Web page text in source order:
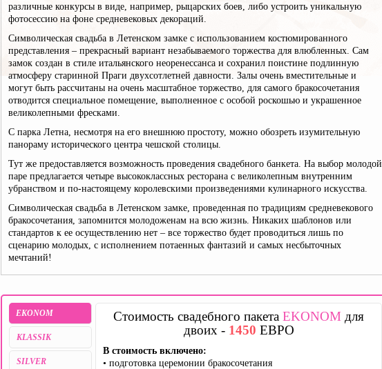
различные конкурсы в виде, например, рыцарских боев, либо устроить уникальную
фотосессию на фоне средневековых декораций.
Символическая свадьба в Летенском замке с использованием костюмированного
представления – прекрасный вариант незабываемого торжества для влюбленных. Сам
замок создан в стиле итальянского неоренессанса и сохранил поистине подлинную
атмосферу старинной Праги двухсотлетней давности. Залы очень вместительные и
могут быть рассчитаны на очень масштабное торжество, для самого бракосочетания
отводится специальное помещение, выполненное с особой роскошью и украшенное
великолепными фресками.
С парка Летна, несмотря на его внешнюю простоту, можно обозреть изумительную
панораму исторического центра чешской столицы.
Тут же предоставляется возможность проведения свадебного банкета. На выбор молодой
паре предлагается четыре высококлассных ресторана с великолепным внутренним
убранством и по-настоящему королевскими произведениями кулинарного искусства.
Символическая свадьба в Летенском замке, проведенная по традициям средневекового
бракосочетания, запомнится молодоженам на всю жизнь. Никаких шаблонов или
стандартов к ее осуществлению нет – все торжество будет проводиться лишь по
сценарию молодых, с исполнением потаенных фантазий и самых несбыточных
мечтаний!
EKONOM
KLASSIK
SILVER
Стоимость свадебного пакета EKONOM для
двоих - 1450 ЕВРО
В стоимость включено:
• подготовка церемонии бракосочетания